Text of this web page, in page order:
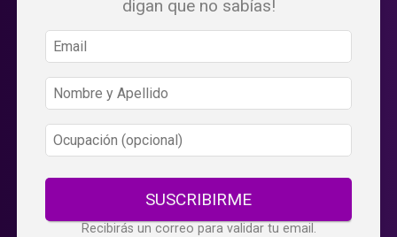
digan que no sabías!
SUSCRIBIRME
Recibirás un correo para validar tu email.